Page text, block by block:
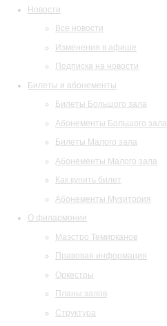
Новости
Все новости
Изменения в афише
Подписка на новости
Билеты и абонементы
Билеты Большого зала
Абонементы Большого зала
Билеты Малого зала
Абонементы Малого зала
Как купить билет
Абонементы Музитория
О филармонии
Маэстро Темирканов
Правовая информация
Оркестры
Планы залов
Структура